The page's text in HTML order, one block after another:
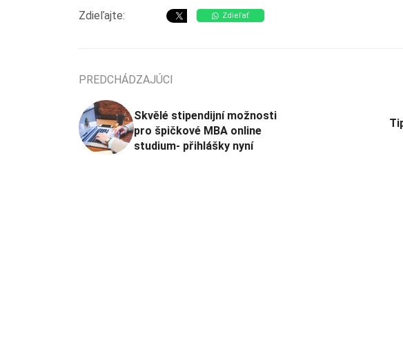
Zdieľajte: Zdieľať
PREDCHÁDZAJÚCI
Skvělé stipendijní možnosti
pro špičkové MBA online
studium- přihlášky nyní